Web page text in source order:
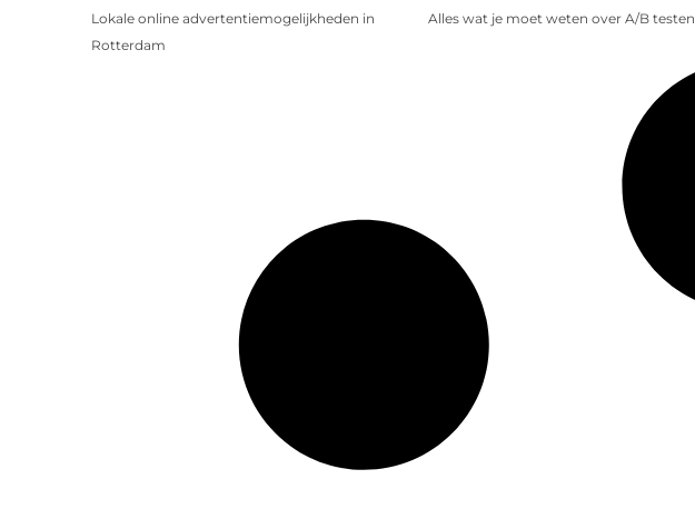
Lokale online advertentiemogelijkheden in
Rotterdam
Alles wat je moet weten over A/B testen